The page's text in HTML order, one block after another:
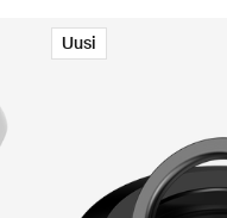
Uusi